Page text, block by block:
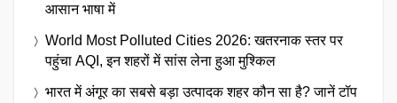
आसान भाषा में
World Most Polluted Cities 2026: खतरनाक स्तर पर
पहुंचा AQI, इन शहरों में सांस लेना हुआ मुश्किल
भारत में अंगूर का सबसे बड़ा उत्पादक शहर कौन सा है? जानें टॉप